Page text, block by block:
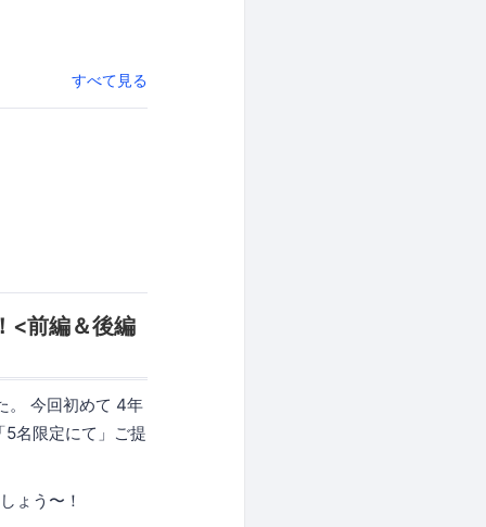
すべて見る
<前編＆後編
。 今回初めて 4年
名限定にて」ご提
ょう〜！